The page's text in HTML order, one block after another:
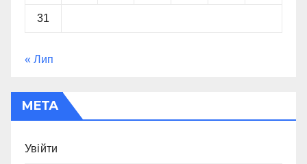
31
« Лип
МЕТА
Увійти